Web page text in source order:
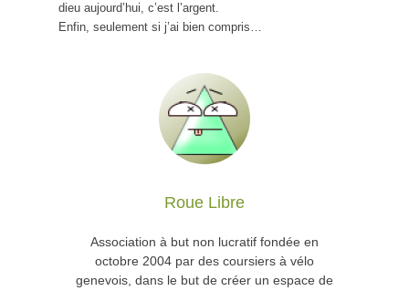
dieu aujourd’hui, c’est l’argent.
Enfin, seulement si j’ai bien compris…
Roue Libre
Association à but non lucratif fondée en
octobre 2004 par des coursiers à vélo
genevois, dans le but de créer un espace de